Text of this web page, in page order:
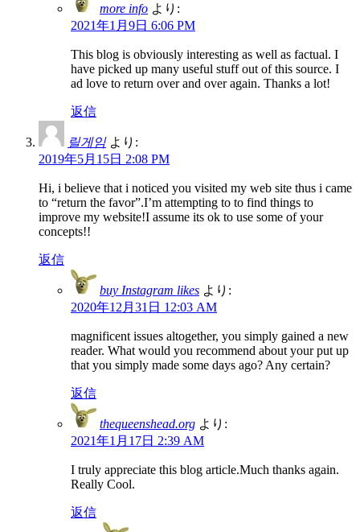
more info より:
2021年1月9日 6:06 PM
This blog is obviously interesting as well as factual. I
have picked up many useful stuff out of this source. I
ad love to return over and over again. Thanks a lot!
返信
릴게임 より:
2019年5月15日 2:08 PM
Hi, i believe that i noticed you visited my web site thus i came
to “return the favor”.I’m attempting to to find things to
improve my website!I assume its ok to use some of your
concepts!!
返信
buy Instagram likes より:
2020年12月31日 12:03 AM
magnificent issues altogether, you simply gained a new
reader. What would you recommend about your put up
that you simply made some days ago? Any certain?
返信
thequeenshead.org より:
2021年1月17日 2:39 AM
I truly appreciate this blog article.Much thanks again.
Really Cool.
返信